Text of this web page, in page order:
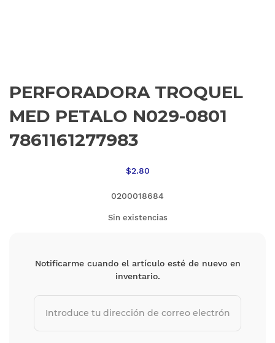
PERFORADORA TROQUEL
MED PETALO N029-0801
7861161277983
$2.80
0200018684
Sin existencias
Notificarme cuando el artículo esté de nuevo en
inventario.